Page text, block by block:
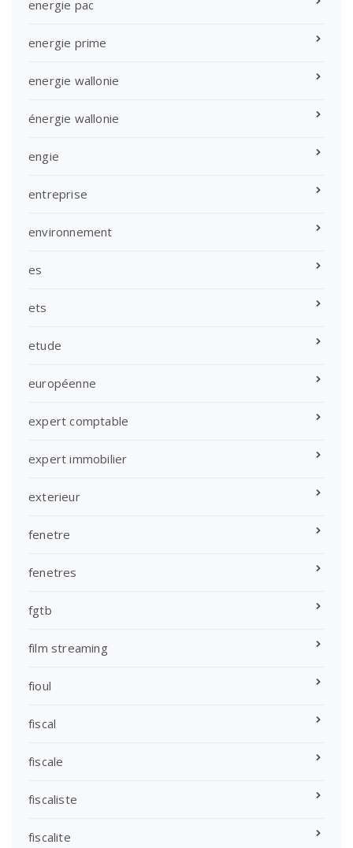
energie pac
energie prime
energie wallonie
énergie wallonie
engie
entreprise
environnement
es
ets
etude
européenne
expert comptable
expert immobilier
exterieur
fenetre
fenetres
fgtb
film streaming
fioul
fiscal
fiscale
fiscaliste
fiscalite